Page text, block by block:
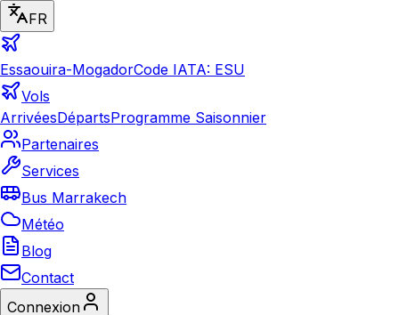
FR
Essaouira-MogadorCode IATA: ESU
Vols
ArrivéesDépartsProgramme Saisonnier
Partenaires
Services
Bus Marrakech
Météo
Blog
Contact
Connexion